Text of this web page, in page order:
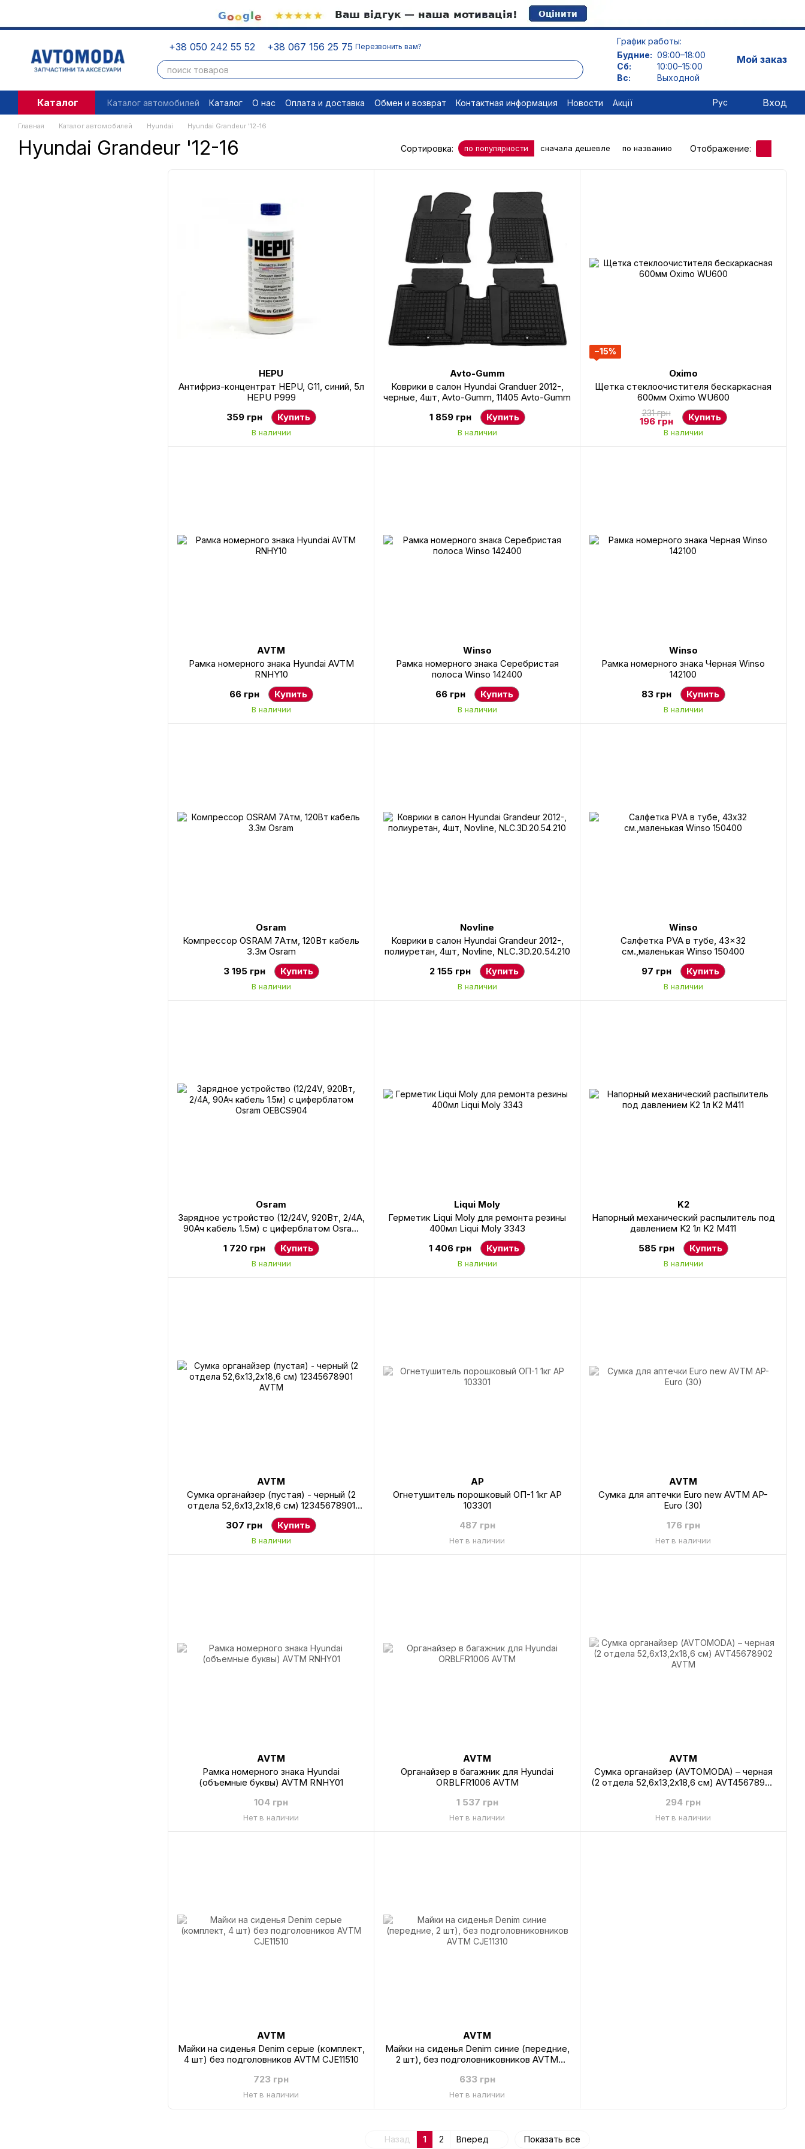
+38 050 242 55 52 +38 067 156 25 75 Перезвонить вам?
График работы:
Будние: 09:00–18:00
Сб:
10:00–15:00
Вс:
Выходной
Мой заказ
Каталог Каталог автомобилей Каталог О нас Оплата и доставка Обмен и возврат Контактная информация Новости
Акції
Пользовательское соглашение
Правовые документы Отписаться
Рус Вход
Главная Каталог автомобилей Hyundai Hyundai Grandeur '12-16
Hyundai Grandeur '12-16 Сортировка: по популярности сначала дешевле по названию Отображение:
HEPU
Антифриз-концентрат HEPU, G11, синий, 5л
HEPU P999
359 грн
Купить
В наличии
Avto-Gumm
Коврики в салон Hyundai Granduer 2012-,
черные, 4шт, Avto-Gumm, 11405 Avto-Gumm
1 859 грн
Купить
В наличии
−15%
Oximo
Щетка стеклоочистителя бескаркасная
600мм Oximo WU600
231 грн
196 грн Купить
В наличии
AVTM
Рамка номерного знака Hyundai AVTM
RNHY10
66 грн
Купить
В наличии
Winso
Рамка номерного знака Серебристая
полоса Winso 142400
66 грн
Купить
В наличии
Winso
Рамка номерного знака Черная Winso
142100
83 грн
Купить
В наличии
Osram
Компрессор OSRAM 7Атм, 120Вт кабель
3.3м Osram
3 195 грн
Купить
В наличии
Novline
Коврики в салон Hyundai Grandeur 2012-,
полиуретан, 4шт, Novline, NLC.3D.20.54.210
2 155 грн
Купить
В наличии
Winso
Салфетка PVA в тубе, 43x32
см.,маленькая Winso 150400
97 грн
Купить
В наличии
Osram
Зарядное устройство (12/24V, 920Вт, 2/4А,
90Ач кабель 1.5м) с циферблатом Osram
OEBCS904
1 720 грн Купить
В наличии
Liqui Moly
Герметик Liqui Moly для ремонта резины
400мл Liqui Moly 3343
1 406 грн
Купить
В наличии
K2
Напорный механический распылитель под
давлением K2 1л K2 M411
585 грн
Купить
В наличии
AVTM
Сумка органайзер (пустая) - черный (2
отдела 52,6х13,2х18,6 см) 12345678901
AVTM
307 грн Купить
В наличии
AP
Огнетушитель порошковый ОП-1 1кг AP
103301
487 грн
Нет в наличии
AVTM
Сумка для аптечки Euro new AVTM AP-
Euro (30)
176 грн
Нет в наличии
AVTM
Рамка номерного знака Hyundai
(объемные буквы) AVTM RNHY01
104 грн
Нет в наличии
AVTM
Органайзер в багажник для Hyundai
ORBLFR1006 AVTM
1 537 грн
Нет в наличии
AVTM
Сумка органайзер (AVTOMODA) – черная
(2 отдела 52,6х13,2х18,6 см) AVT45678902
294 грн
Нет в наличии
AVTM
Майки на сиденья Denim серые (комплект,
4 шт) без подголовников AVTM CJE11510
723 грн
Нет в наличии
AVTM
Майки на сиденья Denim синие (передние,
2 шт), без подголовниковников AVTM
633 грн
Нет в наличии
Назад 1 2 Вперед Показать все